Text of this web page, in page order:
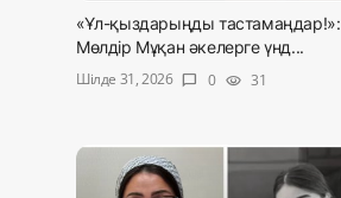
«Ұл-қыздарыңды тастамаңдар!»:
Мөлдір Мұқан әкелерге үнд...
Шілде 31, 2026 chat_bubble 0 visibility 31